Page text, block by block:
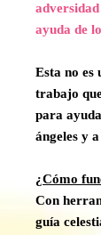
ayuda de
Esta no es
trabajo
para
ángeles y
¿Cómo
Con
guía